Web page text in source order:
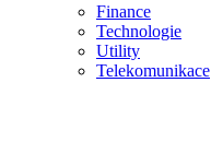
Finance
Technologie
Utility
Telekomunikace